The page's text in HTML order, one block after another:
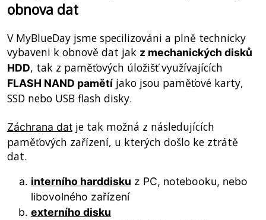
obnova dat
V MyBlueDay jsme specilizováni a plně technicky
vybaveni k obnově dat jak z mechanických disků
HDD, tak z paměťových úložišť využívajících
FLASH NAND pamětíjako jsou paměťové karty,
SSD nebo USB flash disky.
Záchrana datje tak možná z následujících
paměťových zařízení, u kterých došlo ke ztrátě
dat.
interního harddisku z PC, notebooku, nebo
libovolného zařízení
externího disku